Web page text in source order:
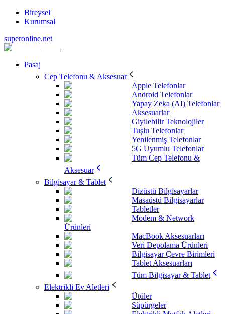
Bireysel
Kurumsal
superonline.net
Pasaj
Cep Telefonu & Aksesuar
Apple Telefonlar
Android Telefonlar
Yapay Zeka (AI) Telefonlar
Aksesuarlar
Giyilebilir Teknolojiler
Tuşlu Telefonlar
Yenilenmiş Telefonlar
5G Uyumlu Telefonlar
Tüm Cep Telefonu &
Aksesuar
Bilgisayar & Tablet
Dizüstü Bilgisayarlar
Masaüstü Bilgisayarlar
Tabletler
Modem & Network
Ürünleri
MacBook Aksesuarları
Veri Depolama Ürünleri
Bilgisayar Çevre Birimleri
Tablet Aksesuarları
Tüm Bilgisayar & Tablet
Elektrikli Ev Aletleri
Ütüler
Süpürgeler